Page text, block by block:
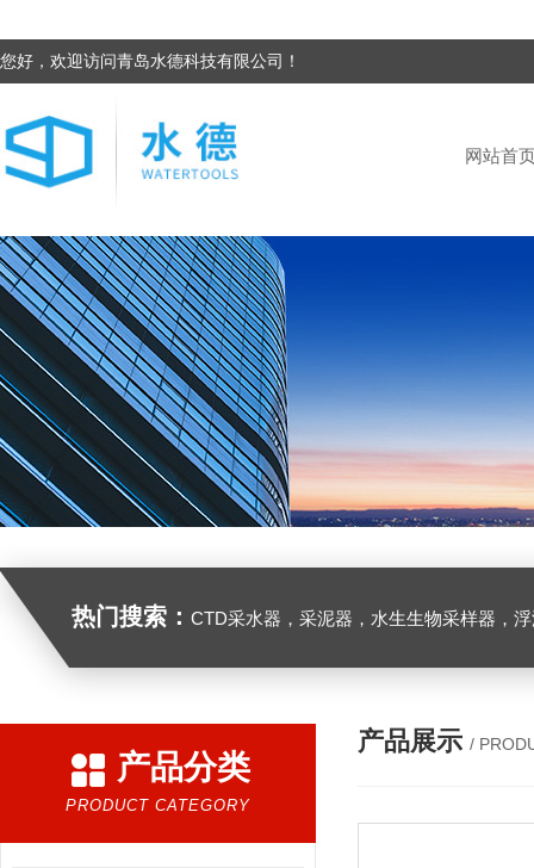
您好，欢迎访问青岛水德科技有限公司！
网站首
热门搜索： CTD采水器，采泥器，水生生物采样器，浮游生物多联采样网，海洋微塑料采样分析系统，浮游动物扫描分析系统，水下颗粒物和浮游动物图像原位采集系
产品分类
PRODUCT CATEGORY
产品展示 /